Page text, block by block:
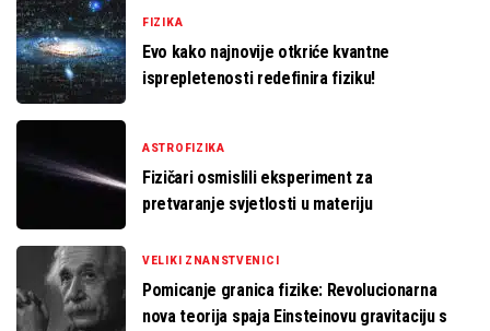
FIZIKA
Evo kako najnovije otkriće kvantne
isprepletenosti redefinira fiziku!
ASTROFIZIKA
Fizičari osmislili eksperiment za
pretvaranje svjetlosti u materiju
VELIKI ZNANSTVENICI
Pomicanje granica fizike: Revolucionarna
nova teorija spaja Einsteinovu gravitaciju s